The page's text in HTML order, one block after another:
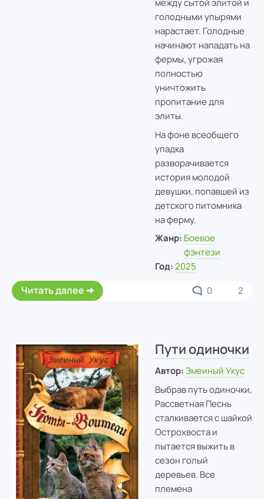
между сытой элитой и
голодными упырями
нарастает. Голодные
начинают нападать на
фермы, угрожая
полностью
уничтожить
пропитание для
элиты.
На фоне всеобщего
упадка
разворачивается
история молодой
девушки, попавшей из
детского питомника
на ферму.
Жанр: Боевое
фэнтези
Год: 2025
Читать далее 0 2
Пути одиночки
Автор: Змеиный Укус
Выбрав путь одиночки,
Рассветная Песнь
сталкивается с шайкой
Острохвоста и
пытается выжить в
сезон голый
деревьев. Все
племена